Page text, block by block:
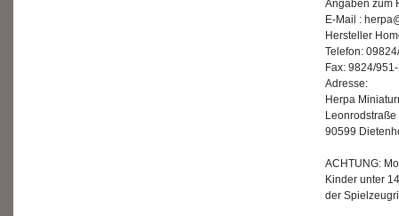
Angaben zum
E-Mail :
Hersteller
Telefon:
Fax: 9824/
Adresse:
Herpa
90599
ACHTUNG:
Kinder unter
der